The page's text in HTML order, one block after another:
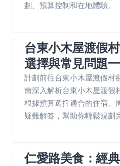
劃、預算控制和在地體驗。
台東小木屋渡假
選擇與常見問題
計劃前往台東小木屋渡假村
南深入解析台東小木屋渡假
根據預算選擇適合的住宿、
疑難解答，幫助你輕鬆規劃
仁愛路美食：經